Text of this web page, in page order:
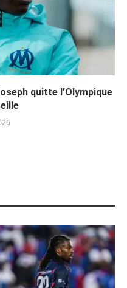
quitte l’Olympique